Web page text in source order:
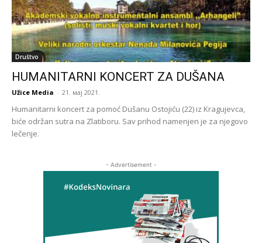
Društvo
HUMANITARNI KONCERT ZA DUŠANA
Užice Media - 21. мај 2021.
Humanitarni koncert za pomoć Dušanu Ostojiću (22) iz Kragujevca,
biće održan sutra na Zlatiboru. Sav prihod namenjen je za njegovo
lečenje.
- Advertisement -